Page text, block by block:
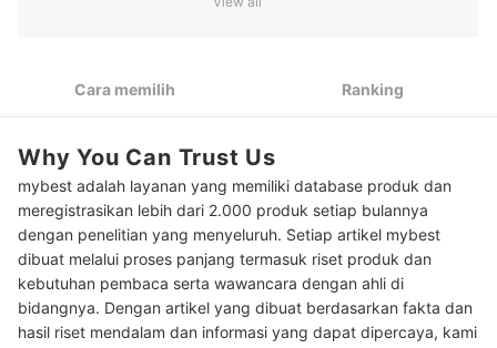
Untuk kulit kering, pilih pelembap yang mengandung glycerin
4
Untuk membantu mencerahkan kulit kusam, pastikan
pelembap mengandung niacinamide
Peringkat Pelembap untuk Remaja Terbaik
Baca juga rekomendasi produk krim wajah lainnya di sini
Cara memilih Ranking
Why You Can Trust Us
mybest adalah layanan yang memiliki database produk dan
meregistrasikan lebih dari 2.000 produk setiap bulannya
dengan penelitian yang menyeluruh. Setiap artikel mybest
dibuat melalui proses panjang termasuk riset produk dan
kebutuhan pembaca serta wawancara dengan ahli di
bidangnya. Dengan artikel yang dibuat berdasarkan fakta dan
hasil riset mendalam dan informasi yang dapat dipercaya, kami